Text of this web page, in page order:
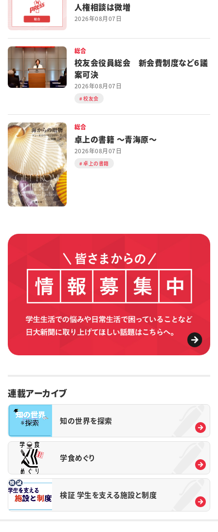
人権相談は微増
2026年08月07日
総合
校友会役員総会 新会費制度など６議
案可決
2026年08月07日
校友会
総合
卓上の書籍 ～青海原～
2026年08月07日
卓上の書籍
連載アーカイブ
知の世界を探索
学食めぐり
検証 学生を支える施設と制度